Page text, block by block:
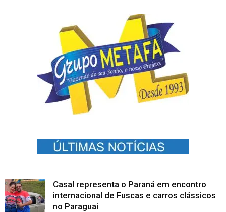
Casal representa o Paraná em encontro
internacional de Fuscas e carros clássicos
no Paraguai